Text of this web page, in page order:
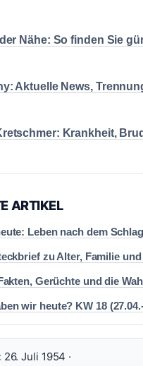
Nähe: So finden Sie
Aktuelle News,
Krankheit,
ARTIKEL
Leben nach dem
zu Alter, Familie
Gerüchte und die
wir heute? KW 18
26. Juli 1954 ·